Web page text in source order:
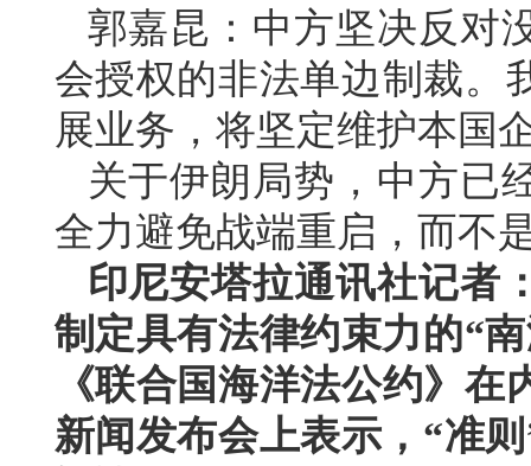
郭嘉昆：中方坚决反对
会授权的非法单边制裁。
展业务，将坚定维护本国
关于伊朗局势，中方已
全力避免战端重启，而不
印尼安塔拉通讯社记者
制定具有法律约束力的“
《联合国海洋法公约》
新闻发布会上表示，“准